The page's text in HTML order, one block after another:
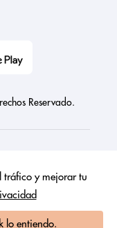
tráfico y mejorar tu
lo entiendo.
Reservado.
India Ireland
Israel
United States